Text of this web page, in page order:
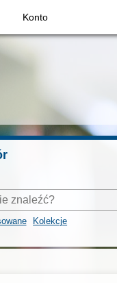
Konto
Kolekcje